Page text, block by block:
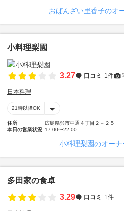
おばんざい里香子のオ
小料理梨園
3.27 口コミ 1件
日本料理
21時以降OK
住所
広島県呉市中通４丁目２－２５
本日の営業状況 17:00〜22:00
小料理梨園のオーナ
多田家の食卓
3.29
口コミ 1件